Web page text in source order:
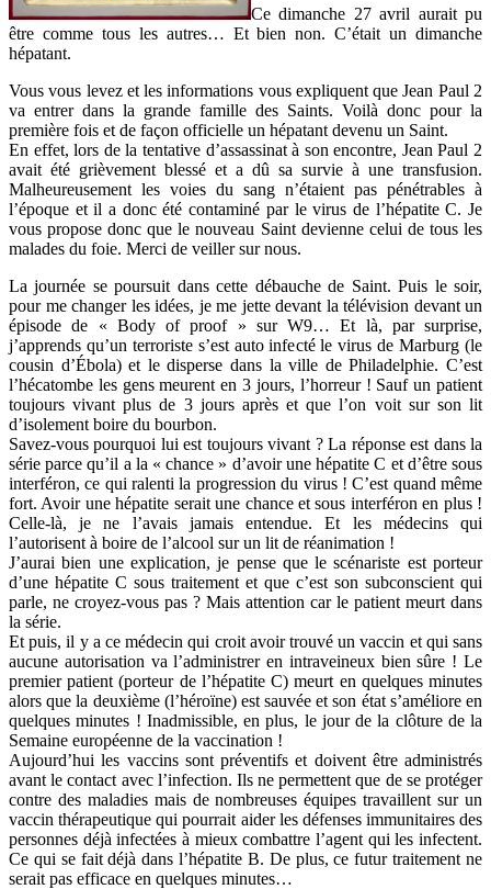
Ce dimanche 27 avril aurait pu
être comme tous les autres… Et bien non. C’était un dimanche
hépatant.
Vous vous levez et les informations vous expliquent que Jean Paul 2
va entrer dans la grande famille des Saints. Voilà donc pour la
première fois et de façon officielle un hépatant devenu un Saint.
En effet, lors de la tentative d’assassinat à son encontre, Jean Paul 2
avait été grièvement blessé et a dû sa survie à une transfusion.
Malheureusement les voies du sang n’étaient pas pénétrables à
l’époque et il a donc été contaminé par le virus de l’hépatite C. Je
vous propose donc que le nouveau Saint devienne celui de tous les
malades du foie. Merci de veiller sur nous.
La journée se poursuit dans cette débauche de Saint. Puis le soir,
pour me changer les idées, je me jette devant la télévision devant un
épisode de « Body of proof » sur W9… Et là, par surprise,
j’apprends qu’un terroriste s’est auto infecté le virus de Marburg (le
cousin d’Ébola) et le disperse dans la ville de Philadelphie. C’est
l’hécatombe les gens meurent en 3 jours, l’horreur ! Sauf un patient
toujours vivant plus de 3 jours après et que l’on voit sur son lit
d’isolement boire du bourbon.
Savez-vous pourquoi lui est toujours vivant ? La réponse est dans la
série parce qu’il a la « chance » d’avoir une hépatite C et d’être sous
interféron, ce qui ralenti la progression du virus ! C’est quand même
fort. Avoir une hépatite serait une chance et sous interféron en plus !
Celle-là, je ne l’avais jamais entendue. Et les médecins qui
l’autorisent à boire de l’alcool sur un lit de réanimation !
J’aurai bien une explication, je pense que le scénariste est porteur
d’une hépatite C sous traitement et que c’est son subconscient qui
parle, ne croyez-vous pas ? Mais attention car le patient meurt dans
la série.
Et puis, il y a ce médecin qui croit avoir trouvé un vaccin et qui sans
aucune autorisation va l’administrer en intraveineux bien sûre ! Le
premier patient (porteur de l’hépatite C) meurt en quelques minutes
alors que la deuxième (l’héroïne) est sauvée et son état s’améliore en
quelques minutes ! Inadmissible, en plus, le jour de la clôture de la
Semaine européenne de la vaccination !
Aujourd’hui les vaccins sont préventifs et doivent être administrés
avant le contact avec l’infection. Ils ne permettent que de se protéger
contre des maladies mais de nombreuses équipes travaillent sur un
vaccin thérapeutique qui pourrait aider les défenses immunitaires des
personnes déjà infectées à mieux combattre l’agent qui les infectent.
Ce qui se fait déjà dans l’hépatite B. De plus, ce futur traitement ne
serait pas efficace en quelques minutes…